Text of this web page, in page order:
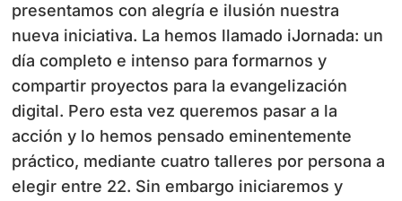
presentamos con alegría e ilusión nuestra
nueva iniciativa. La hemos llamado iJornada: un
día completo e intenso para formarnos y
compartir proyectos para la evangelización
digital. Pero esta vez queremos pasar a la
acción y lo hemos pensado eminentemente
práctico, mediante cuatro talleres por persona a
elegir entre 22. Sin embargo iniciaremos y